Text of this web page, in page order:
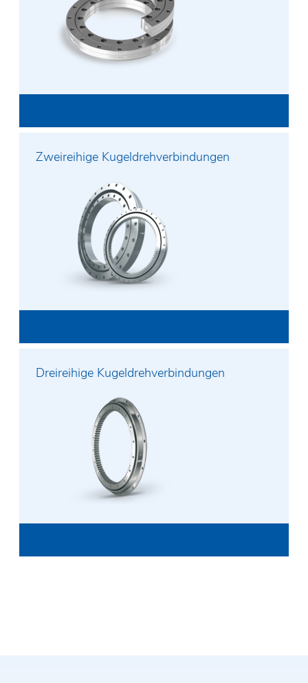
Telefon*
Ich habe dieDatenschutzerklärung
und akzeptiere diese. Durch das Absenden des
Kontaktformulars stimme ich einer Übermittlung
meiner Daten an die Rodriguez GmbH und einer
Kontaktaufnahme durch diese zu.
Zweireihige Kugeldrehverbindungen
Dreireihige Kugeldrehverbindungen